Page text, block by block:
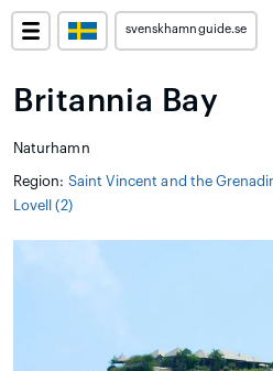
svenskhamnguide.se
Britannia Bay
Naturhamn
Region: Saint Vincent and the
Lovell (2)